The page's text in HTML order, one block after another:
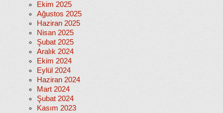
Ekim 2025
Ağustos 2025
Haziran 2025
Nisan 2025
Şubat 2025
Aralık 2024
Ekim 2024
Eylül 2024
Haziran 2024
Mart 2024
Şubat 2024
Kasım 2023